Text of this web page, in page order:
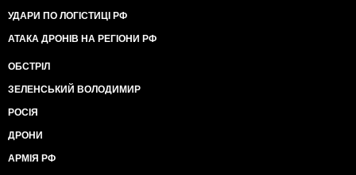
УДАРИ ПО ЛОГІСТИЦІ РФ
АТАКА ДРОНІВ НА РЕГІОНИ РФ
ОБСТРІЛ
ЗЕЛЕНСЬКИЙ ВОЛОДИМИР
РОСІЯ
ДРОНИ
АРМІЯ РФ